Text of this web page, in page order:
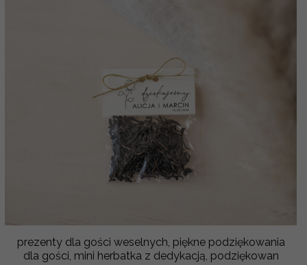
prezenty dla gości weselnych, piękne podziękowania
dla gości, mini herbatka z dedykacją, podziękowan